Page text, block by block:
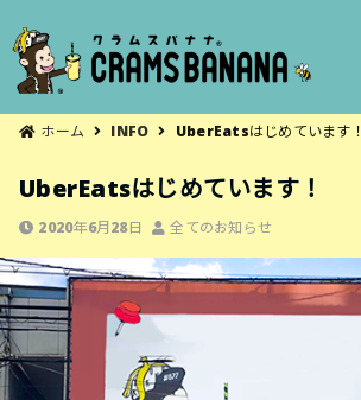
ホーム INFO UberEatsはじめています！
UberEatsはじめています！
2020年6月28日 全てのお知らせ